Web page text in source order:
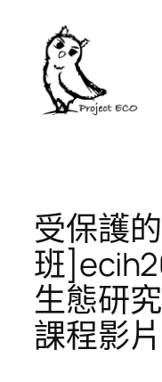
受保護
班
生態研
課程影片